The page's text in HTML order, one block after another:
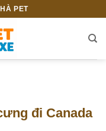
PET
đi Canada